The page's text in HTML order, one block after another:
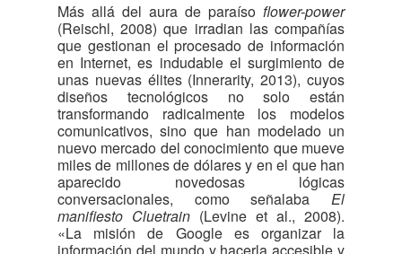
Más allá del aura de paraíso flower-power
(Reischl, 2008) que irradian las compañías
que gestionan el procesado de información
en Internet, es indudable el surgimiento de
unas nuevas élites (Innerarity, 2013), cuyos
diseños tecnológicos no solo están
transformando radicalmente los modelos
comunicativos, sino que han modelado un
nuevo mercado del conocimiento que mueve
miles de millones de dólares y en el que han
aparecido novedosas lógicas
conversacionales, como señalaba El
manifiesto Cluetrain (Levine et al., 2008).
«La misión de Google es organizar la